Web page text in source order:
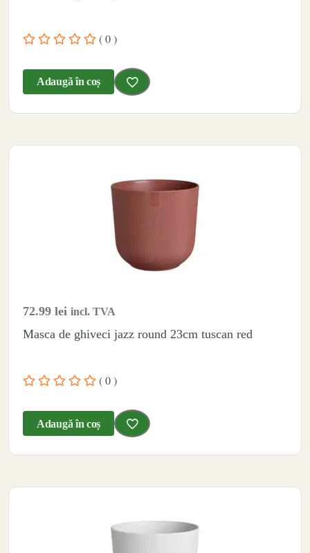
( 0 )
Adaugă în coș
72.99 lei incl. TVA
Masca de ghiveci jazz round 23cm tuscan red
( 0 )
Adaugă în coș